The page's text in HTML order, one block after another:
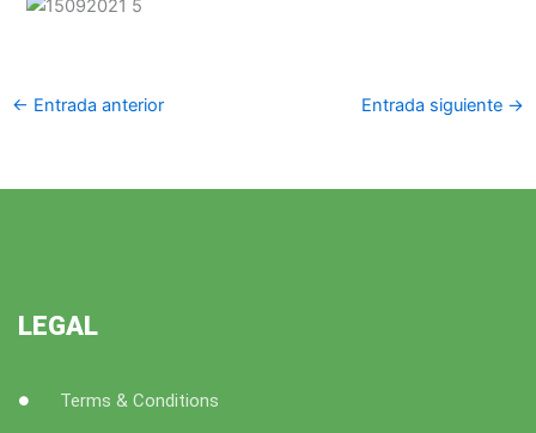
← Entrada anterior Entrada siguiente →
LEGAL
Terms & Conditions